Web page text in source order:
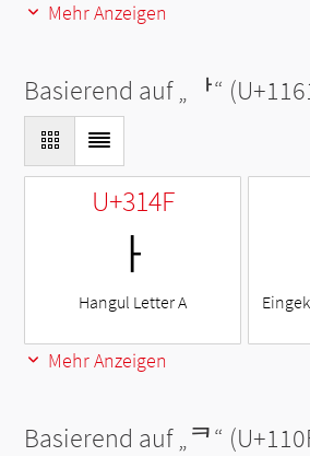
Mehr Anzeigen
Basierend auf „ ᅡ“
U+314F
ㅏ
Hangul Letter A
Mehr Anzeigen
Basierend auf „ᄏ“